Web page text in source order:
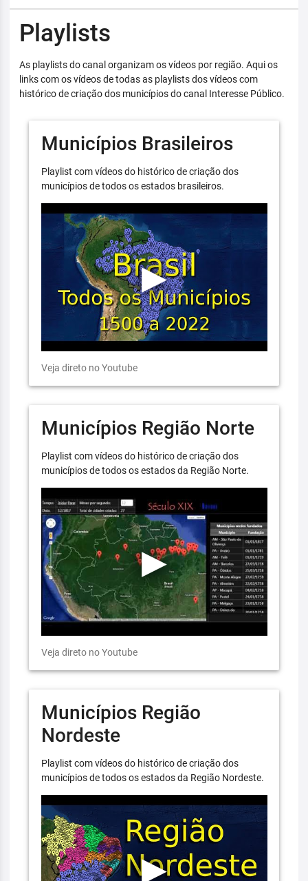
Playlists
As playlists do canal organizam os vídeos por região. Aqui os
links com os vídeos de todas as playlists dos vídeos com
histórico de criação dos municípios do canal Interesse Público.
Municípios Brasileiros
Playlist com vídeos do histórico de criação dos
municípios de todos os estados brasileiros.
Veja direto no Youtube
Municípios Região Norte
Playlist com vídeos do histórico de criação dos
municípios de todos os estados da Região Norte.
Veja direto no Youtube
Municípios Região
Nordeste
Playlist com vídeos do histórico de criação dos
municípios de todos os estados da Região Nordeste.